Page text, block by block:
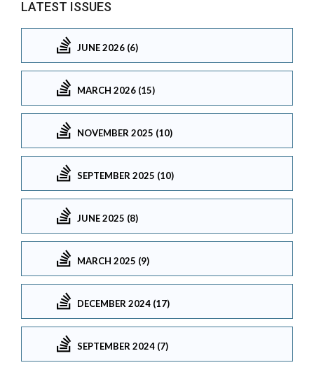
LATEST ISSUES
JUNE 2026 (6)
MARCH 2026 (15)
NOVEMBER 2025 (10)
SEPTEMBER 2025 (10)
JUNE 2025 (8)
MARCH 2025 (9)
DECEMBER 2024 (17)
SEPTEMBER 2024 (7)